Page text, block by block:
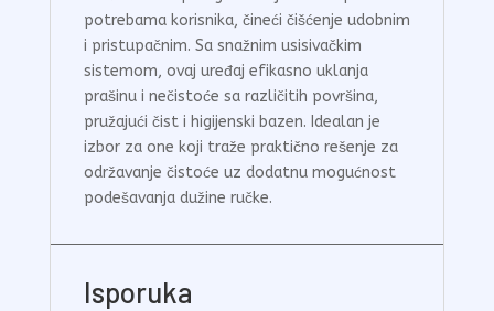
potrebama korisnika, čineći čišćenje udobnim
i pristupačnim. Sa snažnim usisivačkim
sistemom, ovaj uređaj efikasno uklanja
prašinu i nečistoće sa različitih površina,
pružajući čist i higijenski bazen. Idealan je
izbor za one koji traže praktično rešenje za
održavanje čistoće uz dodatnu mogućnost
podešavanja dužine ručke.
Isporuka